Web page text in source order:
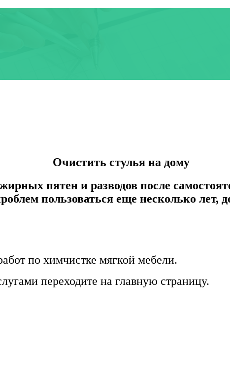
Очистить стулья на дому
пятен и разводов после
пользоваться еще несколько лет,
по химчистке мягкой мебели.
переходите на главную страницу.